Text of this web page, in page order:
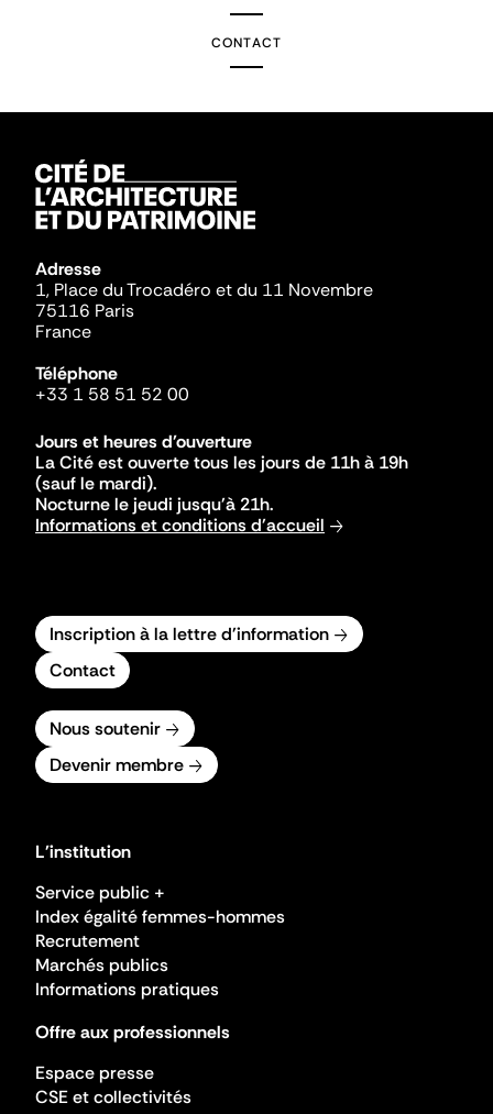
CONTACT
Adresse
1, Place du Trocadéro et du 11 Novembre
75116 Paris
France
Téléphone
+33 1 58 51 52 00
Jours et heures d'ouverture
La Cité est ouverte tous les jours de 11h à 19h
(sauf le mardi).
Nocturne le jeudi jusqu'à 21h.
Informations et conditions d'accueil
Inscription à la lettre d'information
Contact
Nous soutenir
Devenir membre
L'institution
Service public +
Index égalité femmes-hommes
Recrutement
Marchés publics
Informations pratiques
Offre aux professionnels
Espace presse
CSE et collectivités